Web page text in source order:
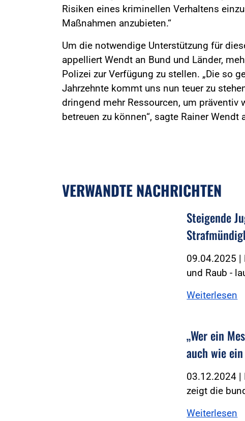
Risiken eines kriminellen Verhaltens
Maßnahmen anzubieten.“
Um die notwendige Unterstützung für
appelliert Wendt an Bund und Länder,
Polizei zur Verfügung zu stellen. „Die so
Jahrzehnte kommt uns nun teuer zu
dringend mehr Ressourcen, um
betreuen zu können“, sagte Rainer Wendt
VERWANDTE NACHRICHTEN
Steigende
09.04.2025 |
und Raub -
Weiterlesen
„Wer ein
auch wie
03.12.2024 |
zeigt die
Weiterlesen